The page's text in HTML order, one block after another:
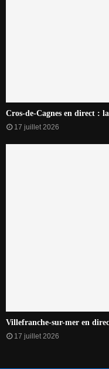
Cros-de-Cagnes en direct :
17 juillet 2026
Villefranche-sur-mer en
17 juillet 2026